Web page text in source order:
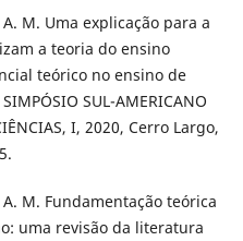
A. M. Uma explicação para a
a teoria do ensino
teórico no ensino de
SUL-AMERICANO
I, 2020, Cerro Largo,
A. M. Fundamentação teórica
uma revisão da literatura